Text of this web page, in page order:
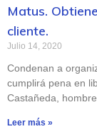
Matus.
cliente.
Julio 14, 2020
Condenan a
cumplirá pena en
Castañeda,
Leer más »